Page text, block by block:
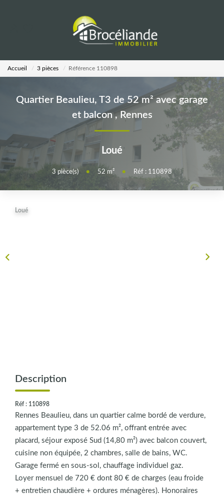
ESTIMATION
AGENCE
Notre Équipe
Accueil 3 pièces Référence 110898
Quartier Beaulieu, T3 de 52 m² avec garage
et balcon, Rennes
Loué
3 pièce(s) • 52 m² • Réf : 110898
Loué
Description
Réf : 110898
Rennes Beaulieu, dans un quartier calme bordé de verdure,
appartement type 3 de 52.06 m², offrant entrée avec
placard, séjour exposé Sud (14,80 m²) avec balcon couvert,
cuisine non équipée, 2 chambres, salle de bains, WC.
Garage fermé en sous-sol, chauffage individuel gaz.
Loyer mensuel de 720 € dont 80 € de charges (eau froide
+ entretien chaudière + ordures ménagères). Honoraires